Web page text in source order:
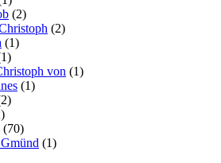
(2)
(2)
(1)
von (1)
(1)
(70)
(1)